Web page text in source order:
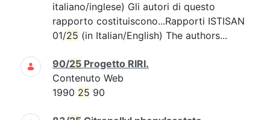
italiano/inglese) Gli autori di questo
rapporto costituiscono...Rapporti ISTISAN
01/25 (in Italian/English) The authors...
90/25 Progetto RIRI.
Contenuto Web
1990 25 90